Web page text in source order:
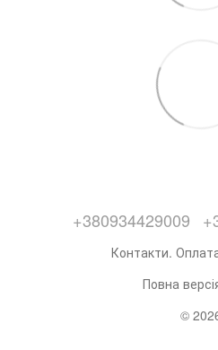
+380934429009
Контакти.
Повна
©